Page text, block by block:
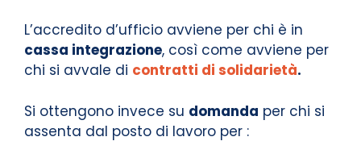
L’accredito d’ufficio avviene per chi è in
cassa integrazione, così come avviene per
chi si avvale di contratti di solidarietà.
Si ottengono invece su domanda per chi si
assenta dal posto di lavoro per :